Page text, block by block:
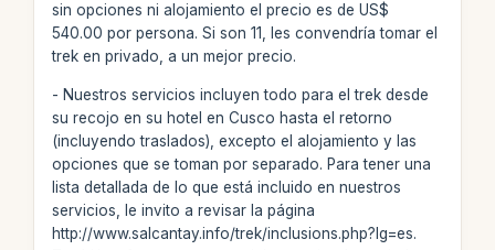
sin opciones ni alojamiento el precio es de US$
540.00 por persona. Si son 11, les convendría tomar el
trek en privado, a un mejor precio.
- Nuestros servicios incluyen todo para el trek desde
su recojo en su hotel en Cusco hasta el retorno
(incluyendo traslados), excepto el alojamiento y las
opciones que se toman por separado. Para tener una
lista detallada de lo que está incluido en nuestros
servicios, le invito a revisar la página
http://www.salcantay.info/trek/inclusions.php?lg=es.